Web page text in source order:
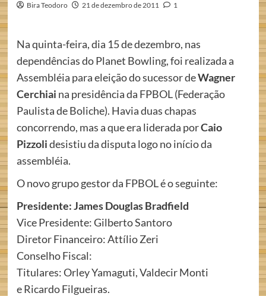
Bira Teodoro 21 de dezembro de 2011 1
Na quinta-feira, dia 15 de dezembro, nas
dependências do Planet Bowling, foi realizada a
Assembléia para eleição do sucessor deWagner
Cerchiai na presidência da FPBOL (Federação
Paulista de Boliche). Havia duas chapas
concorrendo, mas a que era liderada porCaio
Pizzolidesistiu da disputa logo no início da
assembléia.
O novo grupo gestor da FPBOL é o seguinte:
Presidente: James Douglas Bradfield
Vice Presidente: Gilberto Santoro
Diretor Financeiro: Attílio Zeri
Conselho Fiscal:
Titulares: Orley Yamaguti, Valdecir Monti
e Ricardo Filgueiras.